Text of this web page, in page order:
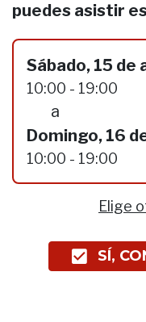
puedes asistir
Sábado, 15
10:00 - 19:00
a
Domingo, 16
10:00 - 19:00
Elige
SÍ,